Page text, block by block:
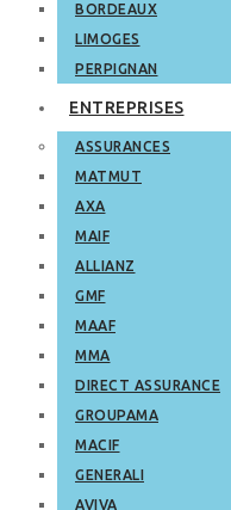
BORDEAUX
LIMOGES
PERPIGNAN
ENTREPRISES
ASSURANCES
MATMUT
AXA
MAIF
ALLIANZ
GMF
MAAF
MMA
DIRECT ASSURANCE
GROUPAMA
MACIF
GENERALI
AVIVA